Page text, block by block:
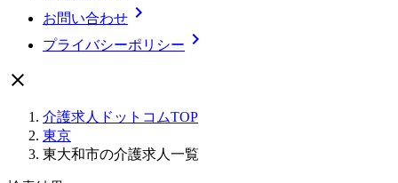
お問い合わせ 
プライバシーポリシー 

介護求人ドットコムTOP
東京
東大和市の介護求人一覧